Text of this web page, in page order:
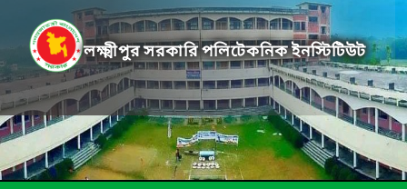
লক্ষ্মীপুর সরকারি পলিটেকনিক ইনস্টিটিউট